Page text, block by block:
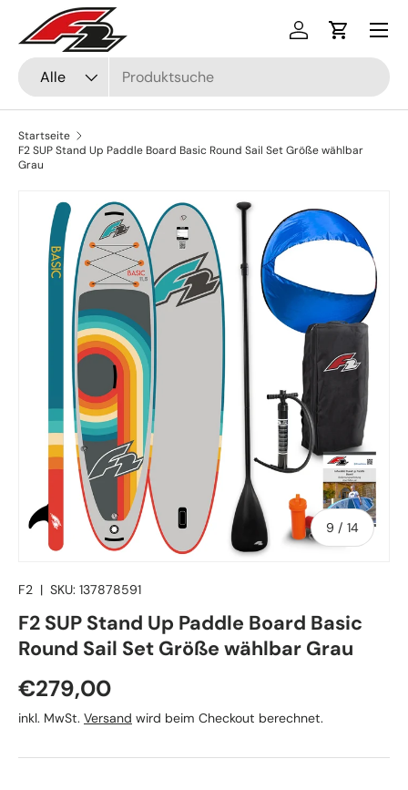
Direkt zum Inhalt
Suchen
Art
Alle
Einloggen
Menü
Startseite
F2 SUP Stand Up Paddle Board Basic Round Sail Set Größe wählbar
Grau
Zu Produktinformationen springen
Bild 9 ist nun in der Galerieansicht verfügbar
9 / von
14
F2 | SKU: 137878591
F2 SUP Stand Up Paddle Board Basic
Round Sail Set Größe wählbar Grau
Normaler Preis
€279,00
inkl. MwSt. Versand wird beim Checkout berechnet.